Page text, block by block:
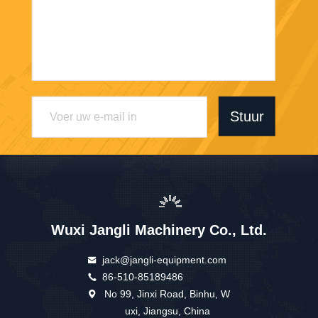
Stuur
Wuxi Jangli Machinery Co., Ltd.
jack@jangli-equipment.com
86-510-85189486
No 99, Jinxi Road, Binhu, W
uxi, Jiangsu, China